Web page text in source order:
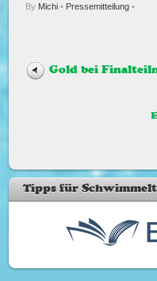
By Michi • Pressemitteilung •
Gold bei
Tipps für